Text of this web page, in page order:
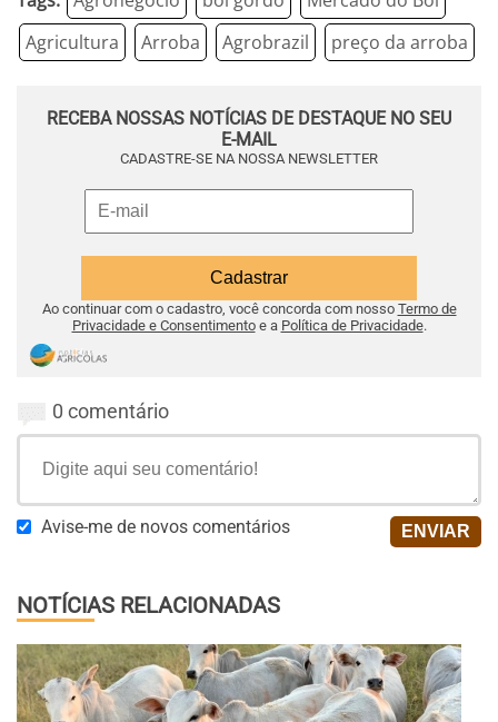
Agricultura
Arroba Agrobrazil preço da arroba
RECEBA NOSSAS NOTÍCIAS DE DESTAQUE NO SEU
E-MAIL
CADASTRE-SE NA NOSSA NEWSLETTER
Ao continuar com o cadastro, você concorda com nosso Termo de
Privacidade e Consentimentoe a Política de Privacidade.
0 comentário
Avise-me de novos comentários
NOTÍCIAS RELACIONADAS